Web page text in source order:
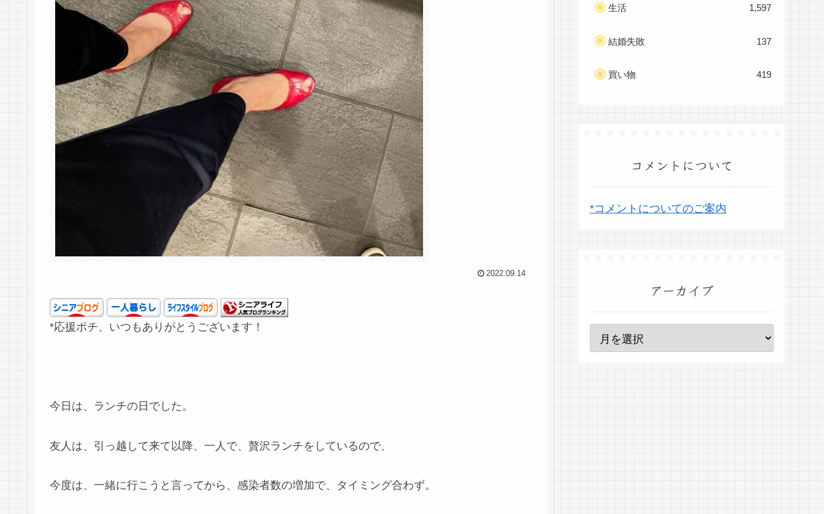
2022.09.14
*応援ポチ、いつもありがとうございます！
今日は、ランチの日でした。
友人は、引っ越して来て以降、一人で、贅沢ランチをしているので、
今度は、一緒に行こうと言ってから、感染者数の増加で、タイミング合わず。
生活 1,597
結婚失敗 137
買い物 419
コメントについて
*コメントについてのご案内
アーカイブ